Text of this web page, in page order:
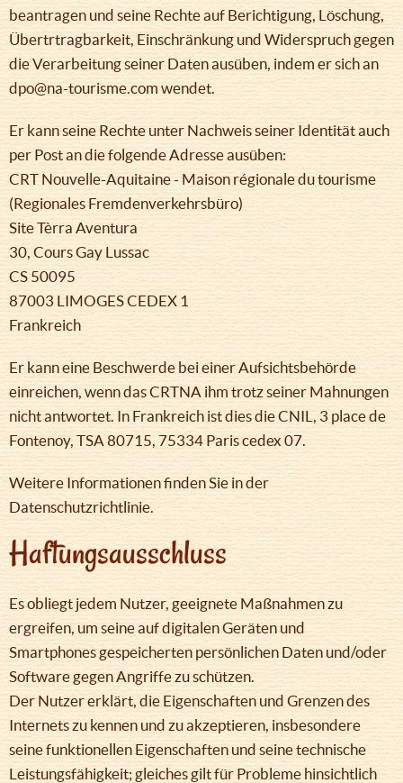
beantragen und seine Rechte auf Berichtigung, Löschung,
Übertrtragbarkeit, Einschränkung und Widerspruch gegen
die Verarbeitung seiner Daten ausüben, indem er sich an
dpo@na-tourisme.com wendet.
Er kann seine Rechte unter Nachweis seiner Identität auch
per Post an die folgende Adresse ausüben:
CRT Nouvelle-Aquitaine - Maison régionale du tourisme
(Regionales Fremdenverkehrsbüro)
Site Tèrra Aventura
30, Cours Gay Lussac
CS 50095
87003 LIMOGES CEDEX 1
Frankreich
Er kann eine Beschwerde bei einer Aufsichtsbehörde
einreichen, wenn das CRTNA ihm trotz seiner Mahnungen
nicht antwortet. In Frankreich ist dies die CNIL, 3 place de
Fontenoy, TSA 80715, 75334 Paris cedex 07.
Weitere Informationen finden Sie in der
Datenschutzrichtlinie.
Haftungsausschluss
Es obliegt jedem Nutzer, geeignete Maßnahmen zu
ergreifen, um seine auf digitalen Geräten und
Smartphones gespeicherten persönlichen Daten und/oder
Software gegen Angriffe zu schützen.
Der Nutzer erklärt, die Eigenschaften und Grenzen des
Internets zu kennen und zu akzeptieren, insbesondere
seine funktionellen Eigenschaften und seine technische
Leistungsfähigkeit; gleiches gilt für Probleme hinsichtlich